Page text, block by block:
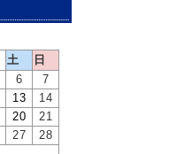
土
日
6
7
13
14
20
21
27
28